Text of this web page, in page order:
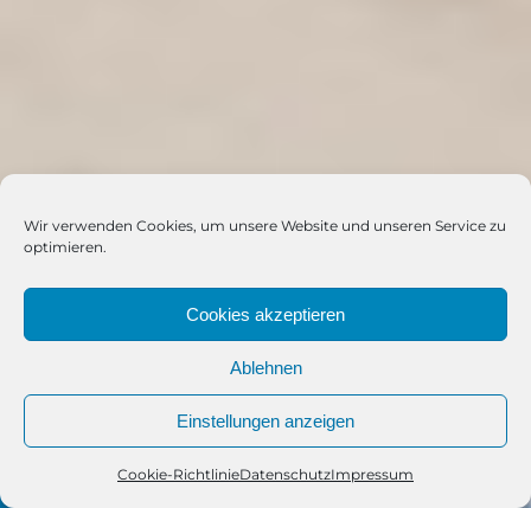
Wir verwenden Cookies, um unsere Website und unseren Service zu
optimieren.
Cookies akzeptieren
Ablehnen
Einstellungen anzeigen
Cookie-RichtlinieDatenschutzImpressum
Telefon Kontakt WhatsApp